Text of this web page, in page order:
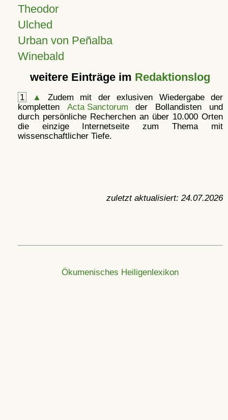
Theodor
Ulched
Urban von Peñalba
Winebald
weitere Einträge im Redaktionslog
1 ▲
Zudem mit der exlusiven Wiedergabe der
kompletten Acta Sanctorum der Bollandisten und
durch persönliche Recherchen an über 10.000 Orten
die einzige Internetseite zum Thema mit
wissenschaftlicher Tiefe.
zuletzt aktualisiert: 24.07.2026
Ökumenisches Heiligenlexikon